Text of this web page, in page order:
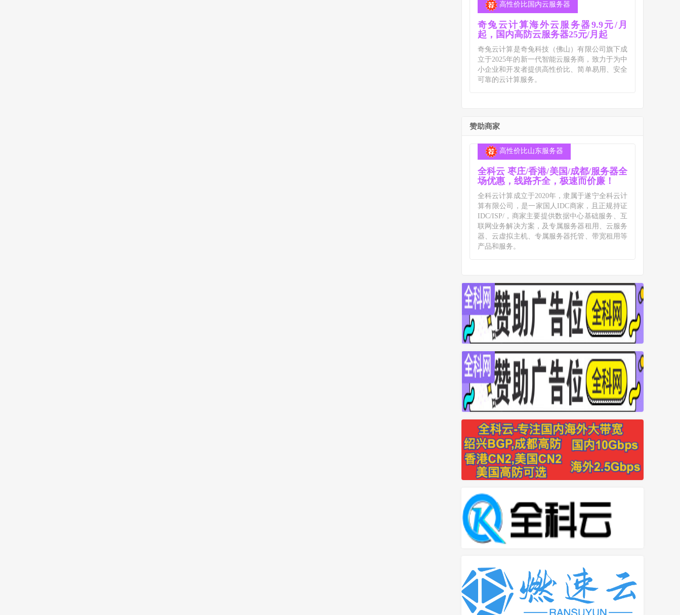
高性价比国内云服务器
奇兔云计算海外云服务器9.9元/月
起，国内高防云服务器25元/月起
奇兔云计算是奇兔科技（佛山）有限公司旗下成
立于2025年的新一代智能云服务商，致力于为中
小企业和开发者提供高性价比、简单易用、安全
可靠的云计算服务。
赞助商家
高性价比山东服务器
全科云 枣庄/香港/美国/成都/服务器全
场优惠，线路齐全，极速而价廉！
全科云计算成立于2020年，隶属于遂宁全科云计
算有限公司，是一家国人IDC商家，且正规持证
IDC/ISP/，商家主要提供数据中心基础服务、互
联网业务解决方案，及专属服务器租用、云服务
器、云虚拟主机、专属服务器托管、带宽租用等
产品和服务。